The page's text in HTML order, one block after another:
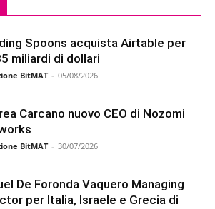
Spoons acquista Airtable per
miliardi di dollari
BitMAT - 05/08/2026
Carcano nuovo CEO di Nozomi
BitMAT - 30/07/2026
De Foronda Vaquero Managing
per Italia, Israele e Grecia di